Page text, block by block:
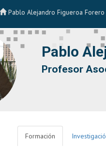
Pablo Alejandro Figueroa Forero
Pablo
Profesor
Formación